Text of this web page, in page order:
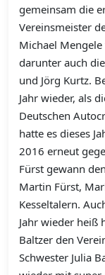
gemeinsam die
Vereinsmeister
Michael
darunter auch
und Jörg Kurtz.
Jahr wieder, als
Deutschen
hatte es dieses
2016 erneut
Fürst gewann
Martin Fürst,
Kesseltalern.
Jahr wieder heiß
Baltzer den
Schwester Julia